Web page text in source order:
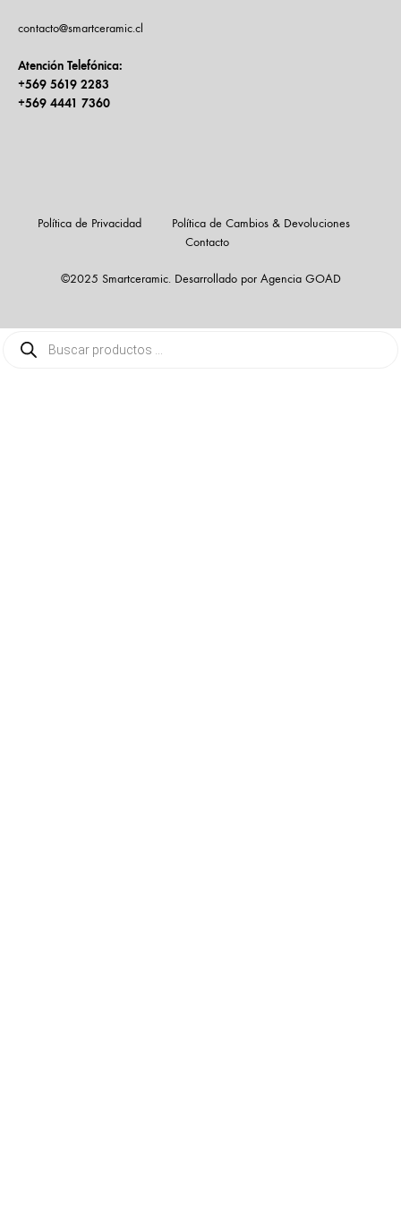
contacto@smartceramic.cl
Atención Telefónica:
+569 5619 2283
+569 4441 7360
©2025 Smartceramic. Desarrollado por Agencia GOAD
Política de Privacidad
Política de Cambios & Devoluciones
Contacto
Búsqueda